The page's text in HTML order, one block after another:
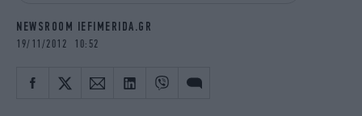
OSCARS
NEWSROOM IEFIMERIDA.GR
19/11/2012 10:52